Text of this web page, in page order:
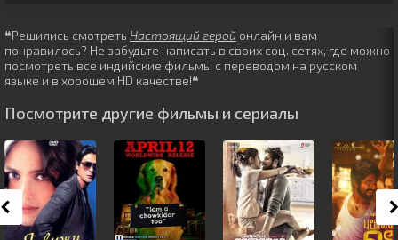
❝Решились смотреть Настоящий герой онлайн и вам
понравилось? Не забудьте написать в своих соц. сетях, где можно
посмотреть все индийские фильмы с переводом на русском
языке и в хорошем HD качестве!❝
Посмотрите другие фильмы и сериалы